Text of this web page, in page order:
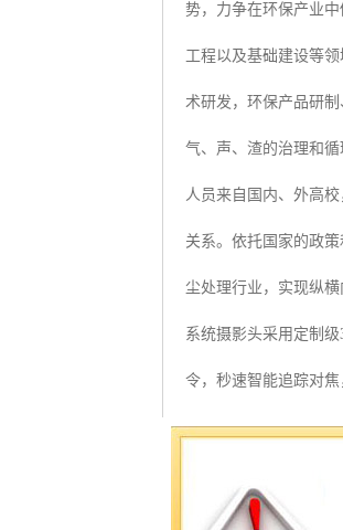
势，力争在环保产业
工程以及基础建设等
术研发，环保产品研
气、声、渣的治理和
人员来自国内、外高
关系。依托国家的政
尘处理行业，实现纵
系统摄影头采用定制
令，秒速智能追踪对焦